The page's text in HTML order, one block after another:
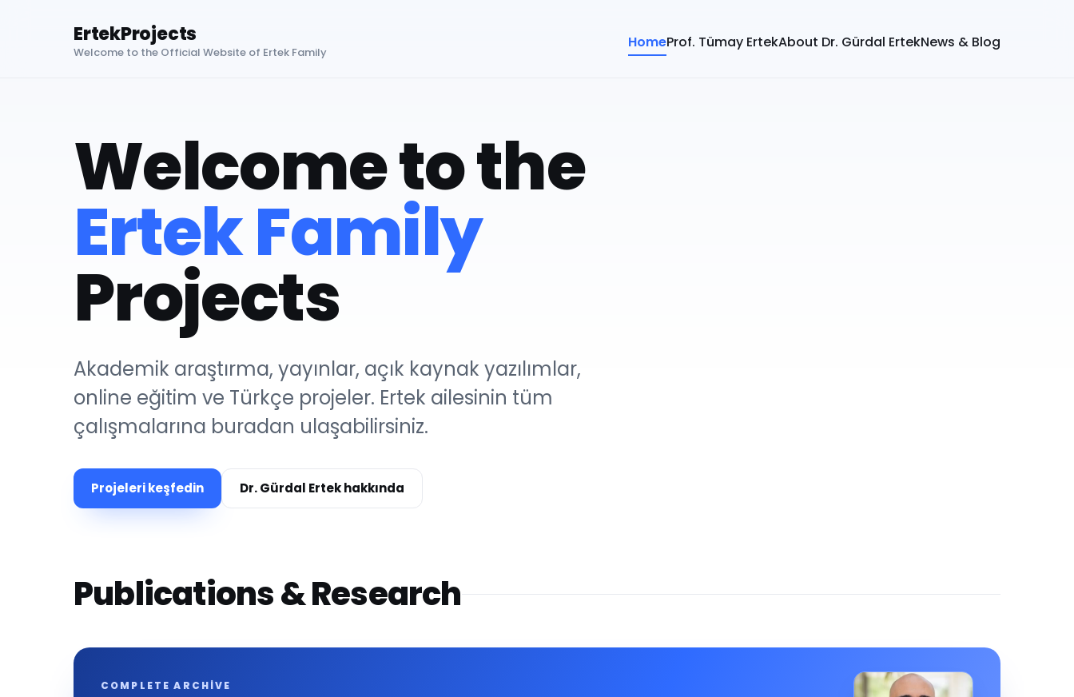
ErtekProjects
Welcome to the Official Website of Ertek Family
HomeProf. Tümay ErtekAbout Dr. Gürdal ErtekNews & Blog
Welcome to the
Ertek Family
Projects
Akademik araştırma, yayınlar, açık kaynak yazılımlar,
online eğitim ve Türkçe projeler. Ertek ailesinin tüm
çalışmalarına buradan ulaşabilirsiniz.
Projeleri keşfedin Dr. Gürdal Ertek hakkında
Publications & Research
COMPLETE ARCHIVE